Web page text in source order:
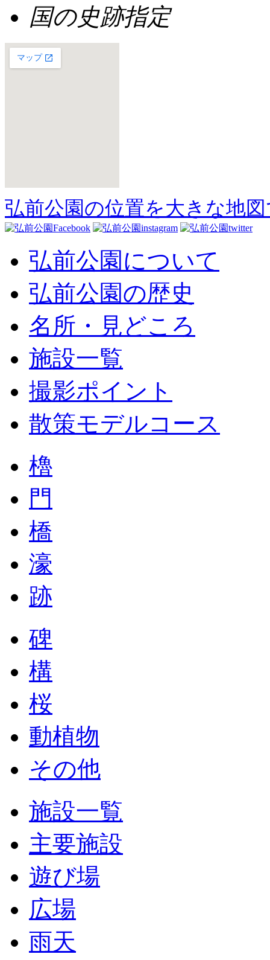
国の史跡指定
弘前公園の位置を大きな地
弘前公園について
弘前公園の歴史
名所・見どころ
施設一覧
撮影ポイント
散策モデルコース
櫓
門
橋
濠
跡
碑
構
桜
動植物
その他
施設一覧
主要施設
遊び場
広場
雨天